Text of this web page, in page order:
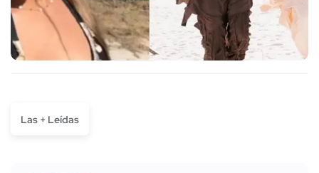
Las + Leídas